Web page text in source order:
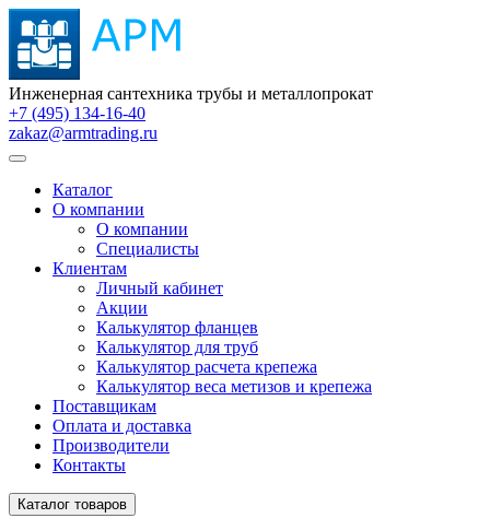
Инженерная сантехника трубы и металлопрокат
+7 (495) 134-16-40
zakaz@armtrading.ru
Каталог
О компании
О компании
Специалисты
Клиентам
Личный кабинет
Акции
Калькулятор фланцев
Калькулятор для труб
Калькулятор расчета крепежа
Калькулятор веса метизов и крепежа
Поставщикам
Оплата и доставка
Производители
Контакты
Каталог товаров